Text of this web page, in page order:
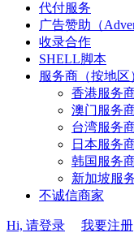
代付服务
广告赞助（
收录合作
SHELL脚本
服务商（按地区
香港服务
澳门服务
台湾服务
日本服务
韩国服务
新加坡服
不诚信商家
Hi, 请登录 我要注册